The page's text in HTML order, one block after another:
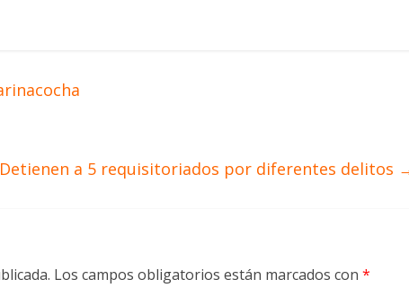
Detienen a 5 requisitoriados por diferentes delitos
Los campos obligatorios están marcados con *